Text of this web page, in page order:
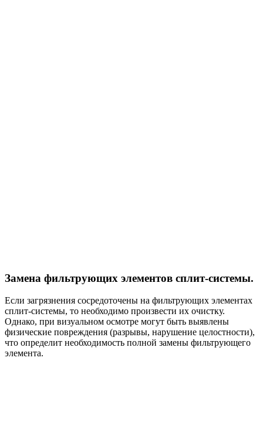
Замена фильтрующих элементов сплит-системы.
Если загрязнения сосредоточены на фильтрующих элементах
сплит-системы, то необходимо произвести их очистку.
Однако, при визуальном осмотре могут быть выявлены
физические повреждения (разрывы, нарушение целостности),
что определит необходимость полной замены фильтрующего
элемента.